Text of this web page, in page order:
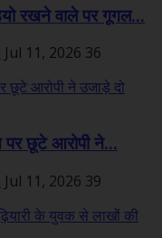
रखने वाले पर गूगल...
Jul 11, 2026 36
पर छूटे आरोपी ने...
Jul 11, 2026 39